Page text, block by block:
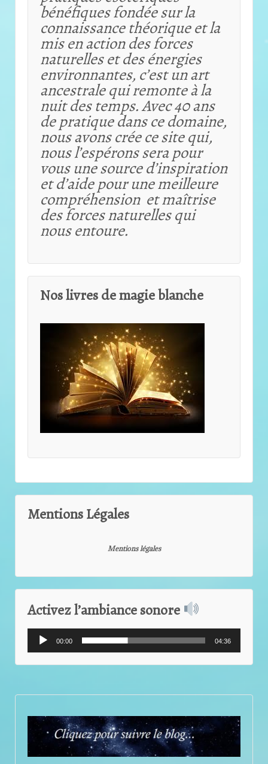
bénéfiques fondée sur la
connaissance théorique etla
mis en action des forces
naturelles et des énergies
environnantes, c’est un art
ancestrale qui remonte à la
nuit des temps. Avec 40 ans
de pratique dans ce domaine,
nous avons crée ce site qui,
nous l’espérons sera pour
vous une source d’inspiration
et d’aide pour une meilleure
compréhension et maîtrise
des forces naturelles qui
nous entoure.
Nos livres de magie blanche
Mentions Légales
Mentions légales
Activez l’ambiance sonore
audio
00:00 04:36